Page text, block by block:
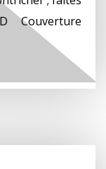
Couverture